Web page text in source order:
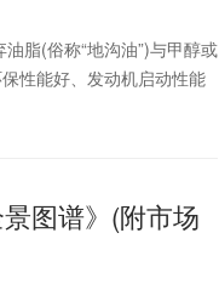
脂(俗称“地沟油”)与甲醇或
性能好、发动机启动性能
图谱》(附市场